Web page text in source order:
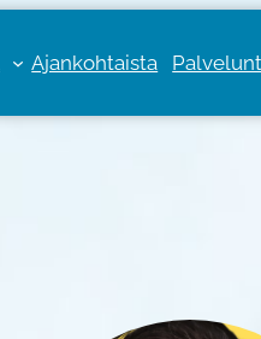
Ajankohtaista